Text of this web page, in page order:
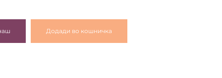
Додади во кошничка